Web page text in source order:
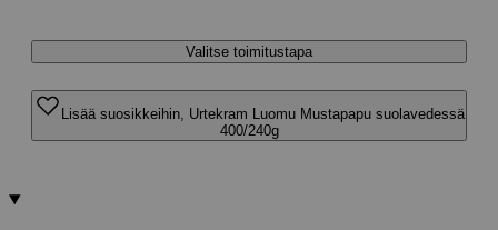
Valitse toimitustapa
Lisää suosikkeihin, Urtekram Luomu Mustapapu suolavedessä
400/240g